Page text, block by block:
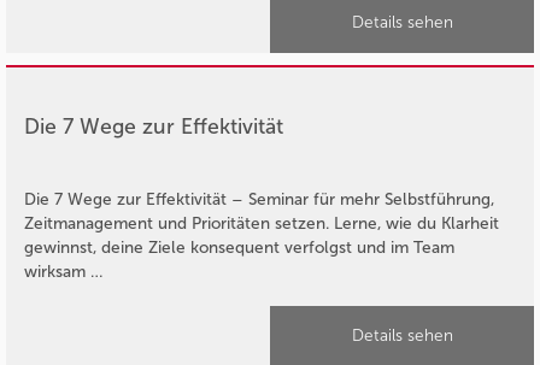
Details sehen
Die 7 Wege zur Effektivität
Die 7 Wege zur Effektivität – Seminar für mehr Selbstführung,
Zeitmanagement und Prioritäten setzen. Lerne, wie du Klarheit
gewinnst, deine Ziele konsequent verfolgst und im Team
wirksam …
Details sehen